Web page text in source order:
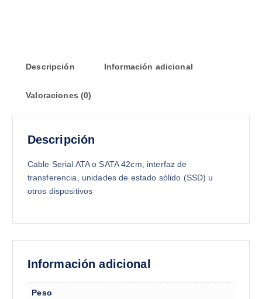
Descripción Información adicional
Valoraciones (0)
Descripción
Cable Serial ATA o SATA 42cm, interfaz de
transferencia, unidades de estado sólido (SSD) u
otros dispositivos
Información adicional
Peso